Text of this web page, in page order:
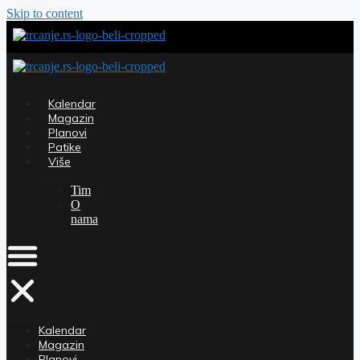
Skip to content
Kalendar
Magazin
Planovi
Patike
Više
Tim
O
nama
Kalendar
Magazin